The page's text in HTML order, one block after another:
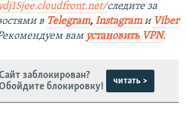
следите за
в Telegram, Instagramи Viber
вам установить VPN.
заблокирован?
блокировку!
читать >